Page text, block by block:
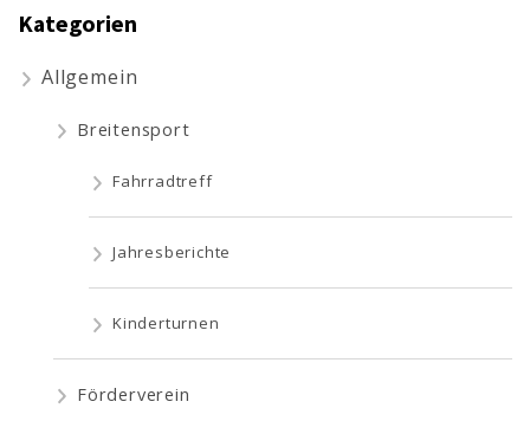
Kategorien
Allgemein
Breitensport
Fahrradtreff
Jahresberichte
Kinderturnen
Förderverein